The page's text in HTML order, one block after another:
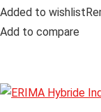
Added to
Add to compare